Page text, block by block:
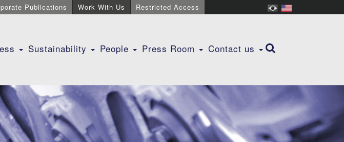
Publications Work With Us Restricted Access
Sustainability People Press Room Contact us